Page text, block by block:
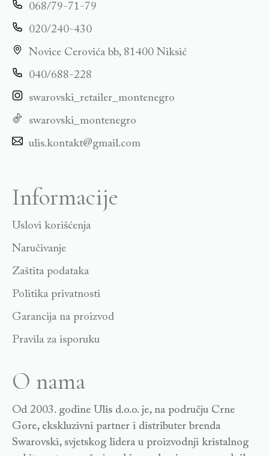
068/79-71-79
020/240-430
Novice Cerovića bb, 81400 Niksić
040/688-228
swarovski_retailer_montenegro
swarovski_montenegro
ulis.kontakt@gmail.com
Informacije
Uslovi korišćenja
Naručivanje
Zaštita podataka
Politika privatnosti
Garancija na proizvod
Pravila za isporuku
O nama
Od 2003. godine Ulis d.o.o. je, na području Crne
Gore, ekskluzivni partner i distributer brenda
Swarovski, svjetskog lidera u proizvodnji kristalnog